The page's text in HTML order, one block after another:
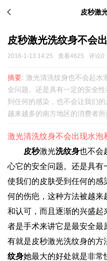
皮秒激
皮秒激光洗纹身不会
2016-1-13 14:25 查看4625 评论0
摘要: 激光清洗纹身也不会起水
全问题。还是具有一定的安全
到任何的感染，也不会让我们
越来越多的南方地区的消费者所
激光清洗纹身不会出现水泡
皮秒激光洗纹身也不会
心它的安全问题。还是具有
使我们的皮肤受到任何的
何的伤疤，这种方法被越来
和认可，而且逐渐的兴盛
者是手术来讲它是最安全
有就是皮秒激光洗纹身的方
纹身她最大的好处就是非常